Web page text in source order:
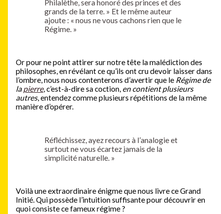
Philalèthe, sera honoré des princes et des
grands de la terre. » Et le même auteur
ajoute : « nous ne vous cachons rien que le
Régime. »
Or pour ne point attirer sur notre tête la malédiction des
philosophes, en révélant ce qu’ils ont cru devoir laisser dans
l’ombre, nous nous contenterons d’avertir que le Régime de
lapierre, c’est-à-dire sa coction, en contient plusieurs
autres, entendez comme plusieurs répétitions de la même
manière d’opérer.
Réfléchissez, ayez recours à l’analogie et
surtout ne vous écartez jamais de la
simplicité naturelle. »
Voilà une extraordinaire énigme que nous livre ce Grand
Initié. Qui possède l’intuition suffisante pour découvrir en
quoi consiste ce fameux régime ?